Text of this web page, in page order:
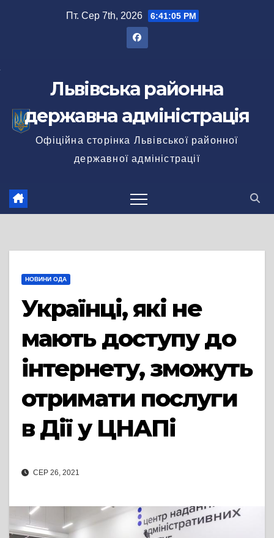
Пт. Сер 7th, 2026 6:41:05 PM
Львівська районна
державна адміністрація
Офіційна сторінка Львівської районної
державної адміністрації
НОВИНИ ОДА
Українці, які не
мають доступу до
інтернету, зможуть
отримати послуги
в Дії у ЦНАПі
СЕР 26, 2021